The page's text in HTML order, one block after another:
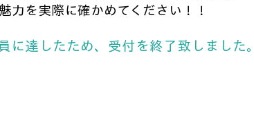
力を実際に確かめてください！！
に達したため、受付を終了致しました。